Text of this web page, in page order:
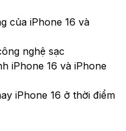
của iPhone 16 và
nghệ sạc
iPhone 16 và iPhone
iPhone 16 ở thời điểm